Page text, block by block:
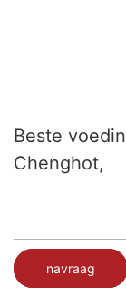
Beste
Chenghot,
navraag